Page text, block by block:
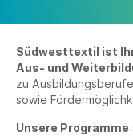
Südwesttextil ist
Aus- und
zu
sowie
Unsere Programme